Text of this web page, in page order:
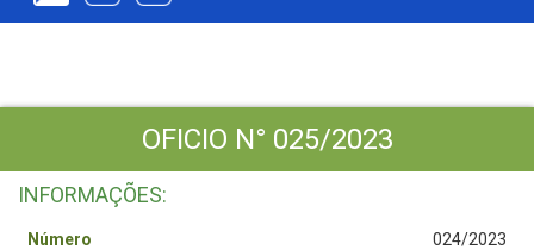
OFICIO N° 025/2023
INFORMAÇÕES:
Número 024/2023